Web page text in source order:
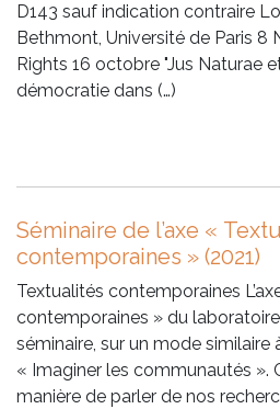
D143 sauf indication contraire
Bethmont, Université de Paris
Rights 16 octobre "Jus Naturae
démocratie dans (…)
Séminaire de l’axe «
contemporaines » (2021)
Textualités contemporaines
contemporaines » du
séminaire, sur un mode similaire
« Imaginer les communautés ».
manière de parler de nos